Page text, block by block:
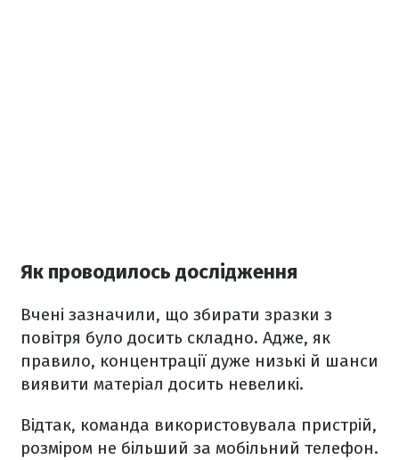
Як проводилось дослідження
Вчені зазначили, що збирати зразки з
повітря було досить складно. Адже, як
правило, концентрації дуже низькі й шанси
виявити матеріал досить невеликі.
Відтак, команда використовувала пристрій,
розміром не більший за мобільний телефон.